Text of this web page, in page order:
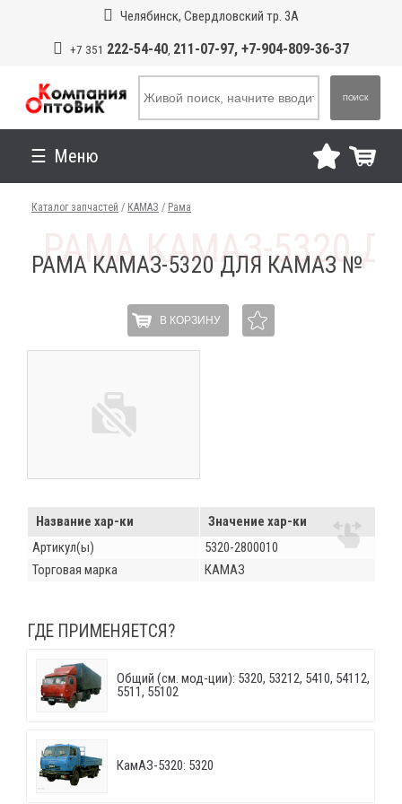
Челябинск, Свердловский тр. 3А
+7 351 222-54-40, 211-07-97, +7-904-809-36-37
ПОИСК
Меню
Каталог запчастей / КАМАЗ / Рама
РАМА КАМАЗ-5320 ДЛЯ КАМАЗ №
В КОРЗИНУ
Название хар-ки
Значение хар-ки
Артикул(ы)
5320-2800010
Торговая марка
КАМАЗ
ГДЕ ПРИМЕНЯЕТСЯ?
Общий (см. мод-ции): 5320, 53212, 5410, 54112,
5511, 55102
КамАЗ-5320: 5320